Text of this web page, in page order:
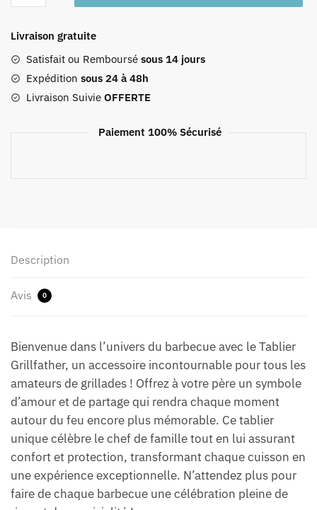
Tablier
Livraison gratuite
Satisfait ou Remboursé sous 14 jours
Expédition sous 24 à 48h
Livraison Suivie OFFERTE
Paiement 100% Sécurisé
Description
Avis 0
Bienvenue dans l’univers du barbecue avec le Tablier
Grillfather, un accessoire incontournable pour tous les
amateurs de grillades ! Offrez à votre père un symbole
d’amour et de partage qui rendra chaque moment
autour du feu encore plus mémorable. Ce tablier
unique célèbre le chef de famille tout en lui assurant
confort et protection, transformant chaque cuisson en
une expérience exceptionnelle. N’attendez plus pour
faire de chaque barbecue une célébration pleine de